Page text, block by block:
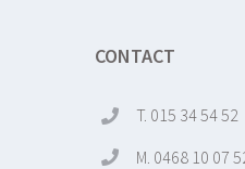
CONTACT
T. 015 34 54 52
M. 0468 10 07